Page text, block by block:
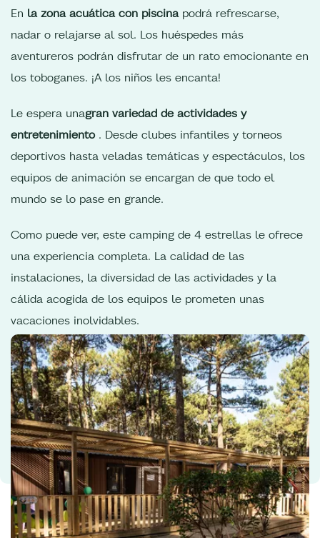
En la zona acuática con piscinapodrá refrescarse,
nadar o relajarse al sol. Los huéspedes más
aventureros podrán disfrutar de un rato emocionante en
los toboganes. ¡A los niños les encanta!
Le espera unagran variedad de actividades y
entretenimiento . Desde clubes infantiles y torneos
deportivos hasta veladas temáticas y espectáculos, los
equipos de animación se encargan de que todo el
mundo se lo pase en grande.
Como puede ver, este camping de 4 estrellas le ofrece
una experiencia completa. La calidad de las
instalaciones, la diversidad de las actividades y la
cálida acogida de los equipos le prometen unas
vacaciones inolvidables.